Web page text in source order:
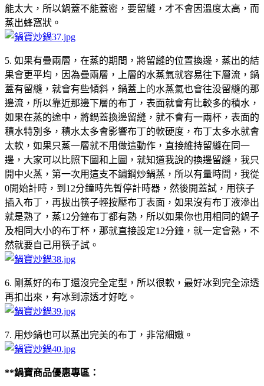
能太大，所以鍋蓋不能蓋密，要留縫，才不會因溫度太高，而
蒸出蜂窩狀。
5. 如果有疊兩層，在蒸的期間，將留縫的位置換邊，蒸出的結
果會更平均，因為疊兩層，上層的水蒸氣就容易往下層流，鍋
蓋有留縫，就會有些傾斜，鍋蓋上的水蒸氣也會往没留縫的那
邊流，所以靠近那邊下層的布丁，表面就會有比較多的積水，
如果在蒸的途中，將鍋蓋換邊留縫，就不會有一兩杯，表面的
積水特別多，積水太多會影響布丁的軟硬度，布丁太多水就會
太軟，如果只蒸一層就不用做這動作，直接維持留縫在同一
邊，大家可以比照下圖和上圖，就知道我說的換邊留縫，我只
開中火蒸，第一次用這支不鏽鋼炒鍋蒸，所以有量時間，我從
0開始計時，到12分鐘時先暫停計時器，然後開蓋試，用筷子
插入布丁，再拔出筷子輕按壓布丁表面，如果沒有布丁液滲出
就是熟了，蒸12分鐘布丁都有熟，所以如果你也用相同的鍋子
及相同大小的布丁杯，那就直接設定12分鐘，就一定會熟，不
然就要自己用筷子試。
6. 剛蒸好的布丁還沒完全定型，所以很軟，最好冰到完全涼透
再扣出來，有冰到涼透才好吃。
7. 用炒鍋也可以蒸出完美的布丁，非常細嫩。
**鍋寶商品優惠專區：